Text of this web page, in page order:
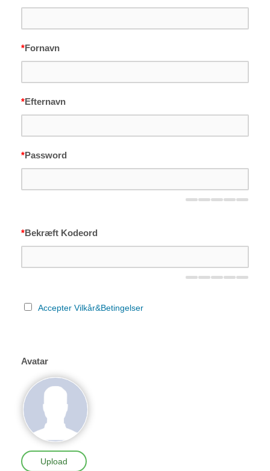
*Fornavn
*Efternavn
*Password
*Bekræft Kodeord
Accepter Vilkår&Betingelser
Avatar
Upload